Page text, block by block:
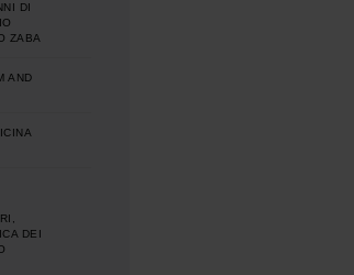
DI
ZABA
AND
DEI